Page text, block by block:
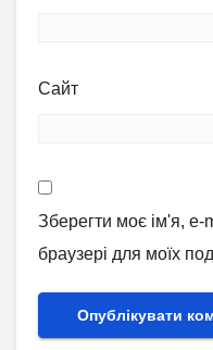
Сайт
Зберегти моє ім'я, e-
браузері для моїх